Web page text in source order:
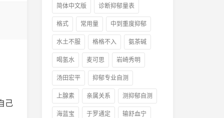
己
简体中文版 诊断抑郁量表
格式 常用量 中到重度抑郁
水土不服 格格不入 氨茶碱
喝氢水 麦可思 岩崎秀明
汤田宏平 抑郁专业自测
上腺素 亲属关系 测抑郁自测
海蓝宝 于罗通定 输舒血宁